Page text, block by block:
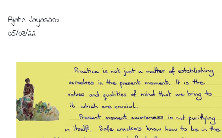
Ajahn Jayasāro
05/03/22